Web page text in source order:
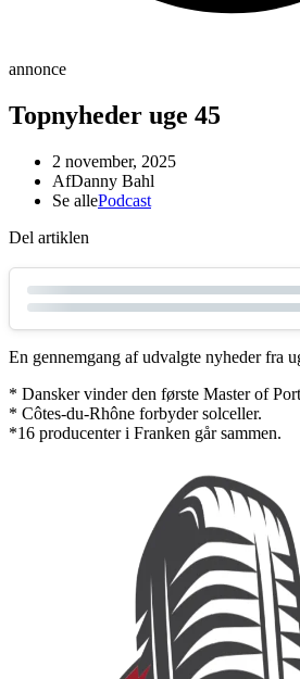
annonce
Topnyheder uge 45
2 november, 2025
AfDanny Bahl
Se allePodcast
Del artiklen
En gennemgang af udvalgte nyheder fra
* Dansker vinder den første Master of
* Côtes-du-Rhône forbyder solceller.
*16 producenter i Franken går sammen.